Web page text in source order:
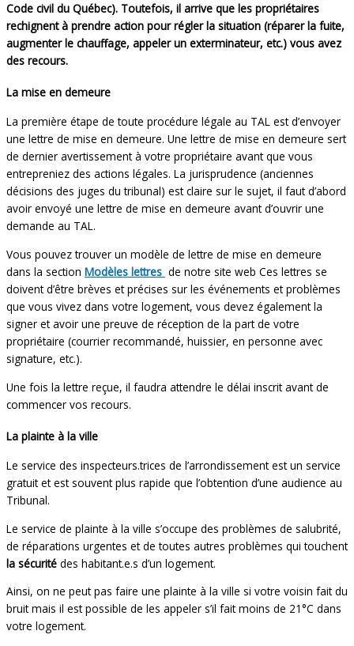
Code civil du Québec). Toutefois, il arrive que les propriétaires
rechignent à prendre action pour régler la situation (réparer la fuite,
augmenter le chauffage, appeler un exterminateur, etc.) vous avez
des recours.
La mise en demeure
La première étape de toute procédure légale au TAL est d’envoyer
une lettre de mise en demeure. Une lettre de mise en demeure sert
de dernier avertissement à votre propriétaire avant que vous
entrepreniez des actions légales. La jurisprudence (anciennes
décisions des juges du tribunal) est claire sur le sujet, il faut d’abord
avoir envoyé une lettre de mise en demeure avant d’ouvrir une
demande au TAL.
Vous pouvez trouver un modèle de lettre de mise en demeure
dans la section Modèles lettres de notre site web Ces lettres se
doivent d’être brèves et précises sur les événements et problèmes
que vous vivez dans votre logement, vous devez également la
signer et avoir une preuve de réception de la part de votre
propriétaire (courrier recommandé, huissier, en personne avec
signature, etc.).
Une fois la lettre reçue, il faudra attendre le délai inscrit avant de
commencer vos recours.
La plainte à la ville
Le service des inspecteurs.trices de l’arrondissement est un service
gratuit et est souvent plus rapide que l’obtention d’une audience au
Tribunal.
Le service de plainte à la ville s’occupe des problèmes de salubrité,
de réparations urgentes et de toutes autres problèmes qui touchent
la sécurité des habitant.e.s d’un logement.
Ainsi, on ne peut pas faire une plainte à la ville si votre voisin fait du
bruit mais il est possible de les appeler s’il fait moins de 21°C dans
votre logement.